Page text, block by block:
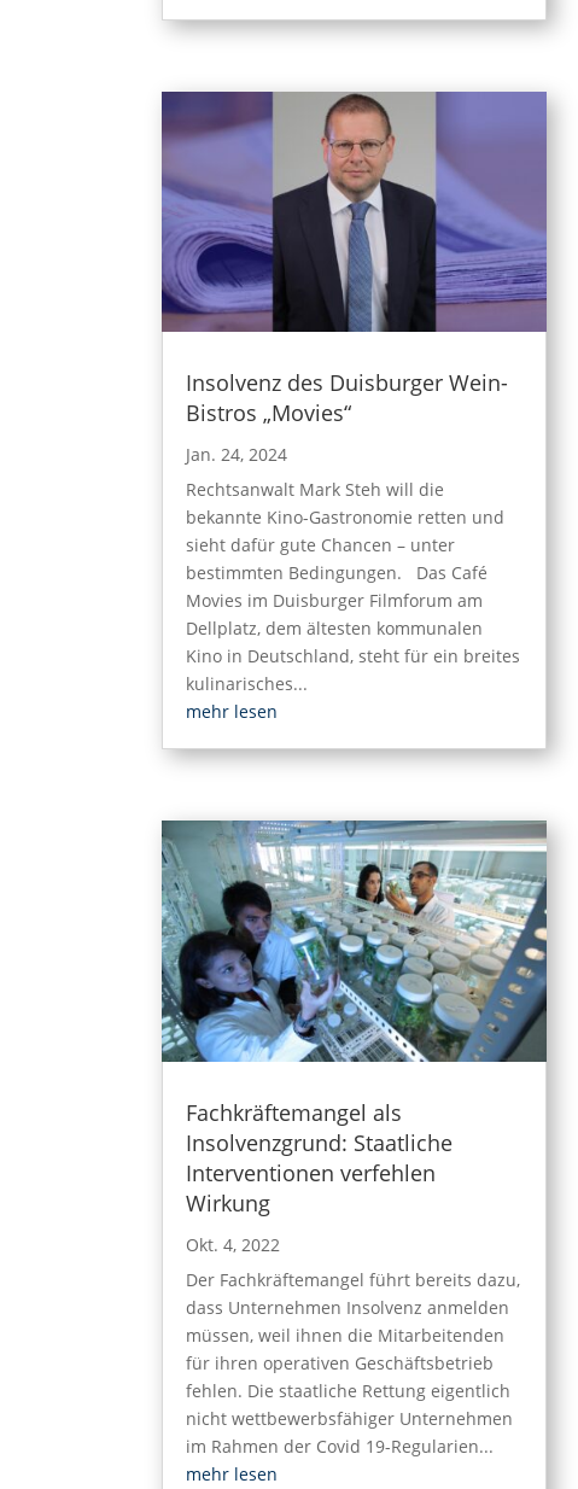
Insolvenz des Duisburger Wein-
Bistros „Movies“
Jan. 24, 2024
Rechtsanwalt Mark Steh will die
bekannte Kino-Gastronomie retten und
sieht dafür gute Chancen – unter
bestimmten Bedingungen. Das Café
Movies im Duisburger Filmforum am
Dellplatz, dem ältesten kommunalen
Kino in Deutschland, steht für ein breites
kulinarisches...
mehr lesen
Fachkräftemangel als
Insolvenzgrund: Staatliche
Interventionen verfehlen
Wirkung
Okt. 4, 2022
Der Fachkräftemangel führt bereits dazu,
dass Unternehmen Insolvenz anmelden
müssen, weil ihnen die Mitarbeitenden
für ihren operativen Geschäftsbetrieb
fehlen. Die staatliche Rettung eigentlich
nicht wettbewerbsfähiger Unternehmen
im Rahmen der Covid 19-Regularien...
mehr lesen